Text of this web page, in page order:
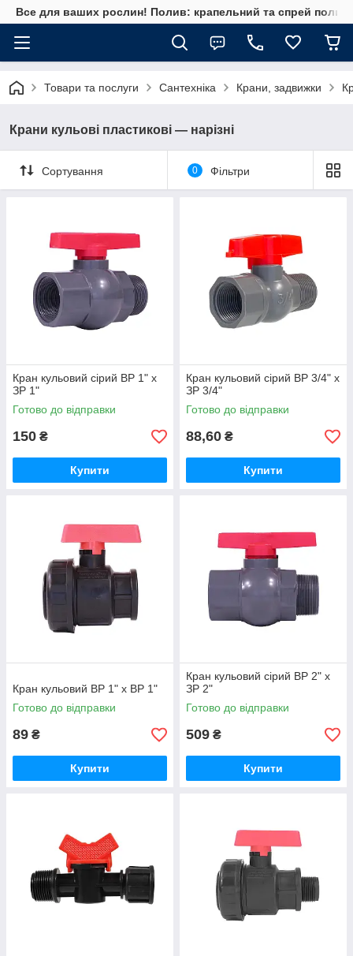
Все для ваших рослин! Полив: крапельний та спрей полив,
Товари та послуги Сантехніка Крани, задвижки
Крани кульові пластикові — нарізні
Сортування 0 Фільтри
Кран кульовий сірий ВР 1" х
ЗР 1"
Готово до відправки
150 ₴
Купити
Кран кульовий сірий ВР 3/4" х
ЗР 3/4"
Готово до відправки
88,60 ₴
Купити
Кран кульовий ВР 1" х ВР 1"
Готово до відправки
89 ₴
Купити
Кран кульовий сірий ВР 2" х
ЗР 2"
Готово до відправки
509 ₴
Купити